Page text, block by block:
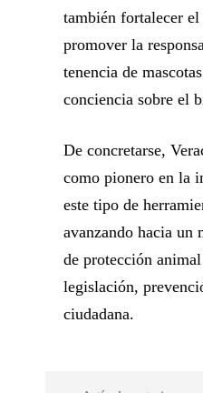
también fortalecer
promover la
tenencia de
conciencia sobre el
De concretarse,
como pionero en la
este tipo de
avanzando hacia un
de protección
legislación,
ciudadana.